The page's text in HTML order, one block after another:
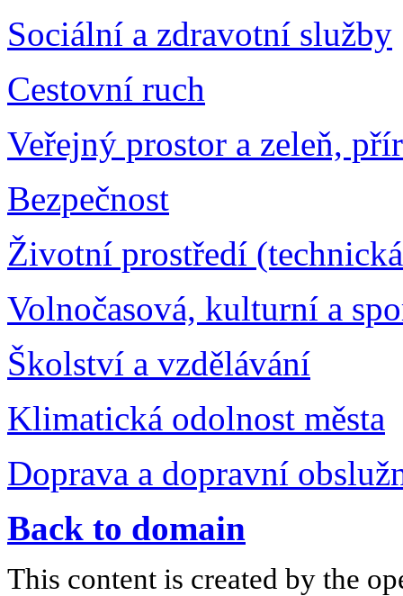
Sociální a zdravotní služby
Cestovní ruch
Veřejný prostor a zeleň,
Bezpečnost
Životní prostředí
Volnočasová, kulturní a
Školství a vzdělávání
Klimatická odolnost města
Doprava a dopravní
Back to domain
This content is created by the